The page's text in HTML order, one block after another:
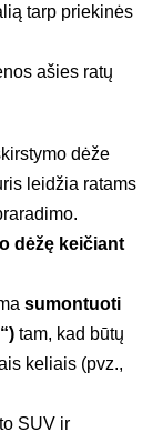
tarp priekinės
ašies ratų
dėže
leidžia ratams
dėžę keičiant
sumontuoti
tam, kad būtų
keliais (pvz.,
SUV ir